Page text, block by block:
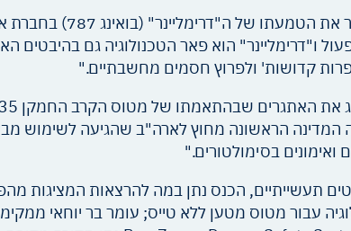
בוגר הטכניון
ו"דרימליינר" הוא פאר הטכנולוגיה גם
'פרות קדושות' ולפרוץ חסמים מחשבתיים."
המדינה הראשונה מחוץ לארה"ב שהגיעה לשימוש
בסימולטורים."
תעשייתיים, הכנס נתן במה להרצאות